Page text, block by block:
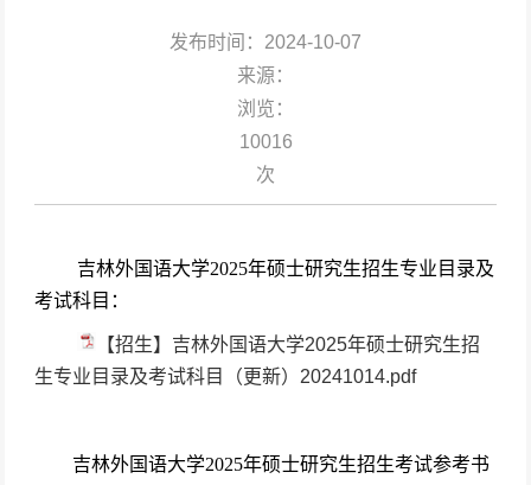
发布时间：2024-10-07
来源：
浏览：
10016
次
吉林外国语大学2025年硕士研究生招生专业目录及
考试科目：
【招生】吉林外国语大学2025年硕士研究生招
生专业目录及考试科目（更新）20241014.pdf
吉林外国语大学2025年硕士研究生招生考试参考书